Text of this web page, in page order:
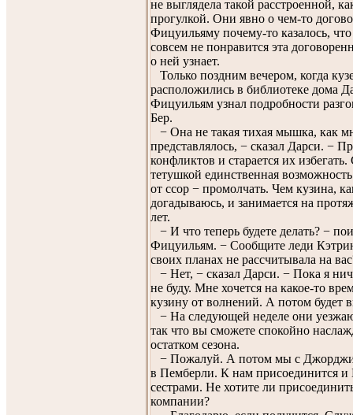
не выглядела такой расстроенной,
прогулкой. Они явно о чем-то
Фицуильяму почему-то казалось,
совсем не понравится эта
о ней узнает.
Только поздним вечером, когда
расположились в библиотеке дома
Фицуильям узнал подробности
Бер.
− Она не такая тихая мышка, как
представлялось, − сказал Дарси. −
конфликтов и старается их
тетушкой единственная
от ссор − промолчать. Чем кузина,
догадываюсь, и занимается на
лет.
− И что теперь будете делать? −
Фицуильям. − Сообщите леди
своих планах не рассчитывала на
− Нет, − сказал Дарси. − Пока я
не буду. Мне хочется на какое-то
кузину от волнений. А потом будет
− На следующей неделе они
так что вы сможете спокойно
остатком сезона.
− Пожалуй. А потом мы с
в Пемберли. К нам присоединится и
сестрами. Не хотите ли
компании?